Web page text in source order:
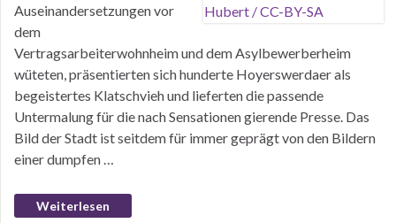
Auseinandersetzungen vor
dem
Vertragsarbeiterwohnheim und dem Asylbewerberheim
wüteten, präsentierten sich hunderte Hoyerswerdaer als
begeistertes Klatschvieh und lieferten die passende
Untermalung für die nach Sensationen gierende Presse. Das
Bild der Stadt ist seitdem für immer geprägt von den Bildern
einer dumpfen …
Weiterlesen